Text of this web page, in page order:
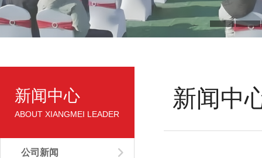
新闻中心
ABOUT XIANGMEI LEADER
公司新闻 
新闻中